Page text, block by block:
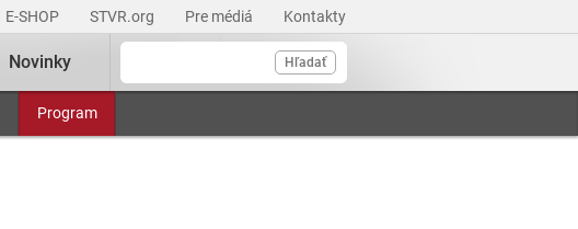
E-SHOP STVR.org Pre médiá Kontakty
Hľadať
Program
Novinky